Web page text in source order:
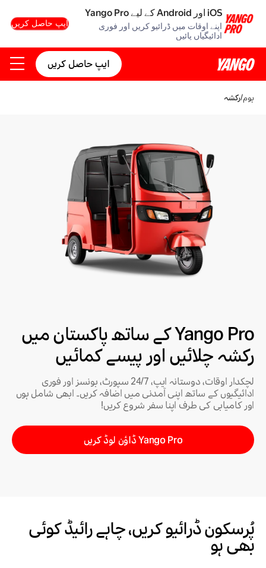
ایپ حاصل کریں
iOS اور Android کے لیے Yango Pro
اپنے اوقات میں ڈرائیو کریں اور فوری
ادائیگیاں پائیں
ایپ حاصل کریں
ہوم/رکشہ
Yango Pro کے ساتھ پاکستان میں
رکشہ چلائیں اور پیسے کمائیں
لچکدار اوقات، دوستانہ ایپ، 24/7 سپورٹ، بونسز اور فوری
ادائیگیوں کے ساتھ اپنی آمدنی میں اضافہ کریں۔ ابھی شامل ہوں
اور کامیابی کی طرف اپنا سفر شروع کریں!
Yango Pro ڈاؤن لوڈ کریں
پُرسکون ڈرائیو کریں، چاہے رائیڈ کوئی
بھی ہو